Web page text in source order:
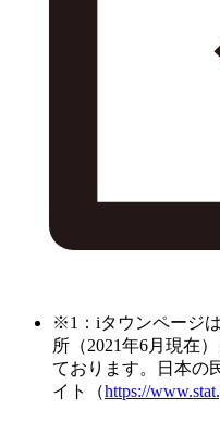
※1：iタウンページ
所（2021年6月現在
ております。日本の
イト（https://